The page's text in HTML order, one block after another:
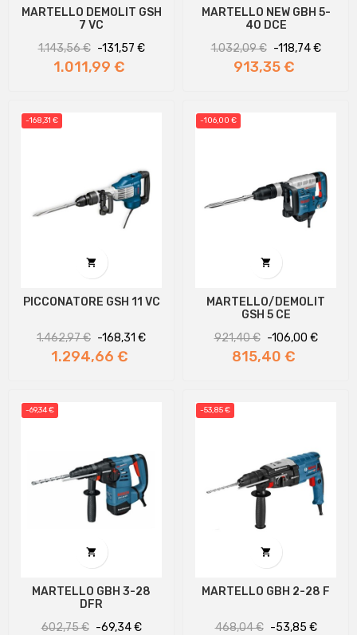
MARTELLO DEMOLIT GSH
7 VC
Prezzo
regolare
1.143,56 € -131,57 €Prezzo
1.011,99 €
MARTELLO NEW GBH 5-
40 DCE
Prezzo
regolare
1.032,09 € -118,74 €Prezzo
913,35 €
-168,31 €

PICCONATORE GSH 11 VC
Prezzo
regolare
1.462,97 € -168,31 €Prezzo
1.294,66 €
-106,00 €

MARTELLO/DEMOLIT
GSH 5 CE
Prezzo
regolare
921,40 € -106,00 €Prezzo
815,40 €
-69,34 €

MARTELLO GBH 3-28
DFR
Prezzo
602,75 € -69,34 €Prezzo
-53,85 €

MARTELLO GBH 2-28 F
Prezzo
468,04 € -53,85 €Prezzo